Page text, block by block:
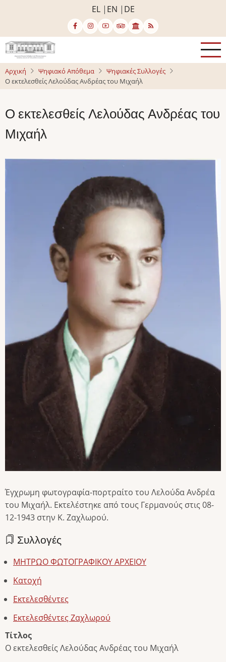
κυρίως
περιεχόμενο
EL EN DE
Αρχική Ψηφιακό Απόθεμα
Ψηφιακές Συλλογές
Ο εκτελεσθείς Λελούδας Ανδρέας του Μιχαήλ
Ο εκτελεσθείς Λελούδας Ανδρέας του
Μιχαήλ
Έγχρωμη φωτογραφία-πορτραίτο του Λελούδα Ανδρέα
του Μιχαήλ. Εκτελέστηκε από τους Γερμανούς στις 08-
12-1943 στην Κ. Ζαχλωρού.
Συλλογές
ΜΗΤΡΩΟ ΦΩΤΟΓΡΑΦΙΚΟΥ ΑΡΧΕΙΟΥ
Κατοχή
Εκτελεσθέντες
Εκτελεσθέντες Ζαχλωρού
Τίτλος
Ο εκτελεσθείς Λελούδας Ανδρέας του Μιχαήλ